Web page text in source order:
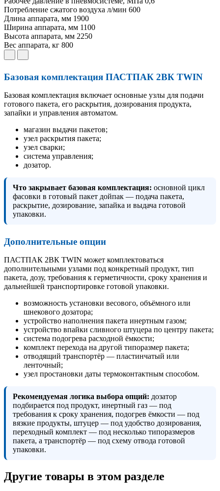
Потребление сжатого воздуха л/мин 600
Длина аппарата, мм 1900
Ширина аппарата, мм 1100
Высота аппарата, мм 2250
Вес аппарата, кг 800
Базовая комплектация ПАСТПАК 2ВК TWIN
Базовая комплектация включает основные узлы для подачи
готового пакета, его раскрытия, дозирования продукта,
запайки и управления автоматом.
магазин выдачи пакетов;
узел раскрытия пакета;
узел сварки;
система управления;
дозатор.
Что закрывает базовая комплектация: основной цикл
фасовки в готовый пакет дойпак — подача пакета,
раскрытие, дозирование, запайка и выдача готовой
упаковки.
Дополнительные опции
ПАСТПАК 2ВК TWIN может комплектоваться
дополнительными узлами под конкретный продукт, тип
пакета, дозу, требования к герметичности, сроку хранения и
дальнейшей транспортировке готовой упаковки.
возможность установки весового, объёмного или
шнекового дозатора;
устройство наполнения пакета инертным газом;
устройство впайки сливного штуцера по центру пакета;
система подогрева расходной ёмкости;
комплект перехода на другой типоразмер пакета;
отводящий транспортёр — пластинчатый или
ленточный;
узел простановки даты термоконтактным способом.
Рекомендуемая логика выбора опций: дозатор
подбирается под продукт, инертный газ — под
требования к сроку хранения, подогрев ёмкости — под
вязкие продукты, штуцер — под удобство дозирования,
переходный комплект — под несколько типоразмеров
пакета, а транспортёр — под схему отвода готовой
упаковки.
Другие товары в этом разделе